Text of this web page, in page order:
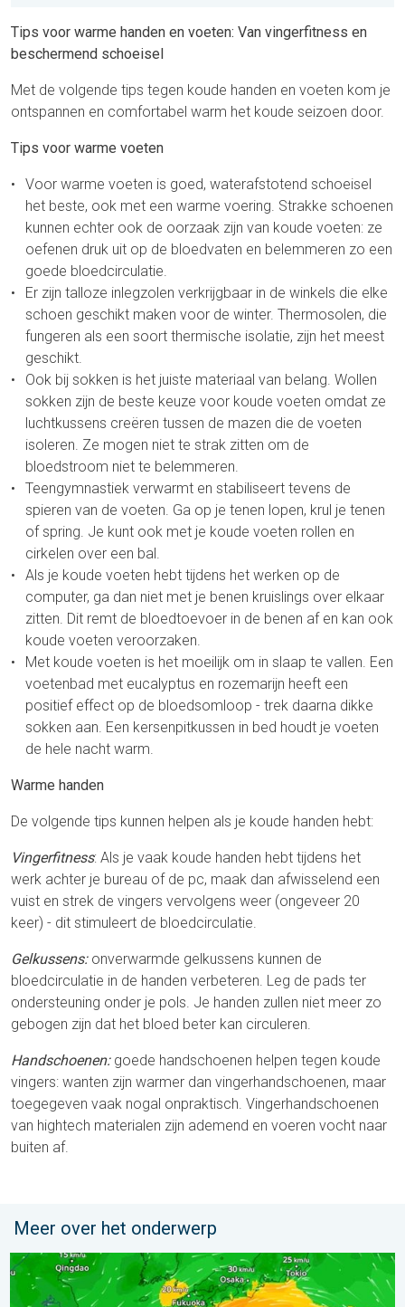
Tips voor warme handen en voeten: Van vingerfitness en
beschermend schoeisel
Met de volgende tips tegen koude handen en voeten kom je
ontspannen en comfortabel warm het koude seizoen door.
Tips voor warme voeten
Voor warme voeten is goed, waterafstotend schoeisel
het beste, ook met een warme voering. Strakke schoenen
kunnen echter ook de oorzaak zijn van koude voeten: ze
oefenen druk uit op de bloedvaten en belemmeren zo een
goede bloedcirculatie.
Er zijn talloze inlegzolen verkrijgbaar in de winkels die elke
schoen geschikt maken voor de winter. Thermosolen, die
fungeren als een soort thermische isolatie, zijn het meest
geschikt.
Ook bij sokken is het juiste materiaal van belang. Wollen
sokken zijn de beste keuze voor koude voeten omdat ze
luchtkussens creëren tussen de mazen die de voeten
isoleren. Ze mogen niet te strak zitten om de
bloedstroom niet te belemmeren.
Teengymnastiek verwarmt en stabiliseert tevens de
spieren van de voeten. Ga op je tenen lopen, krul je tenen
of spring. Je kunt ook met je koude voeten rollen en
cirkelen over een bal.
Als je koude voeten hebt tijdens het werken op de
computer, ga dan niet met je benen kruislings over elkaar
zitten. Dit remt de bloedtoevoer in de benen af en kan ook
koude voeten veroorzaken.
Met koude voeten is het moeilijk om in slaap te vallen. Een
voetenbad met eucalyptus en rozemarijn heeft een
positief effect op de bloedsomloop - trek daarna dikke
sokken aan. Een kersenpitkussen in bed houdt je voeten
de hele nacht warm.
Warme handen
De volgende tips kunnen helpen als je koude handen hebt:
Vingerfitness: Als je vaak koude handen hebt tijdens het
werk achter je bureau of de pc, maak dan afwisselend een
vuist en strek de vingers vervolgens weer (ongeveer 20
keer) - dit stimuleert de bloedcirculatie.
Gelkussens:onverwarmde gelkussens kunnen de
bloedcirculatie in de handen verbeteren. Leg de pads ter
ondersteuning onder je pols. Je handen zullen niet meer zo
gebogen zijn dat het bloed beter kan circuleren.
Handschoenen:goede handschoenen helpen tegen koude
vingers: wanten zijn warmer dan vingerhandschoenen, maar
toegegeven vaak nogal onpraktisch. Vingerhandschoenen
van hightech materialen zijn ademend en voeren vocht naar
buiten af.
Meer over het onderwerp
Tyfoon Dolphin op weg naar Japan. Veel regen en wind. . .